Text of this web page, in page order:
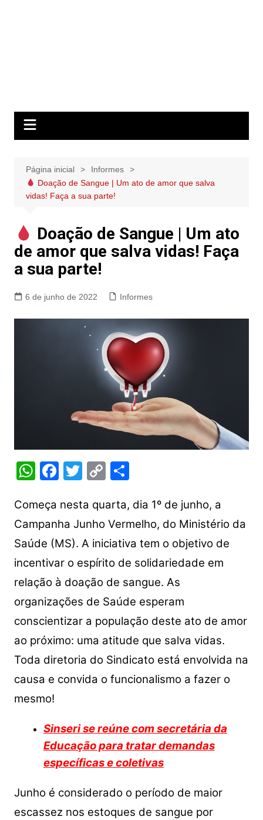
Página inicial
Informes
Doação de Sangue | Um ato de amor que salva
vidas! Faça a sua parte!
Doação de Sangue | Um ato
de amor que salva vidas! Faça
a sua parte!
6 de junho de 2022 Informes
W
at
s
A
p
p
F
c
e
b
o
o
k
T
itt
er
C
p
y
Li
n
k
S
ar
e
Começa nesta quarta, dia 1º de junho, a
Campanha Junho Vermelho, do Ministério da
Saúde (MS). A iniciativa tem o objetivo de
incentivar o espírito de solidariedade em
relação à doação de sangue. As
organizações de Saúde esperam
conscientizar a população deste ato de amor
ao próximo: uma atitude que salva vidas.
Toda diretoria do Sindicato está envolvida na
causa e convida o funcionalismo a fazer o
mesmo!
Sinseri se reúne com secretária da
Educação para tratar demandas
específicas e coletivas
Junho é considerado o período de maior
escassez nos estoques de sangue por